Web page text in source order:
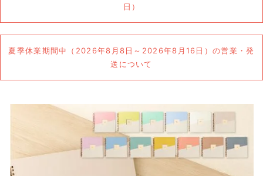
日）
夏季休業期間中（2026年8月8日～2026年8月16日）の営業・発
送について